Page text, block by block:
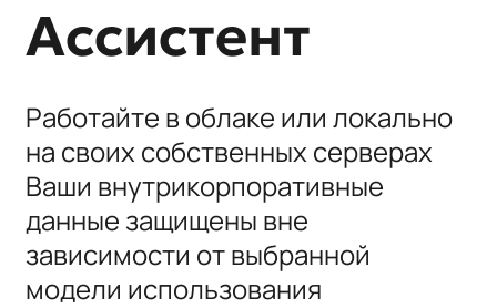
Ассистент
Работайте в облаке или локально
на своих собственных серверах
Ваши внутрикорпоративные
данные защищены вне
зависимости от выбранной
модели использования